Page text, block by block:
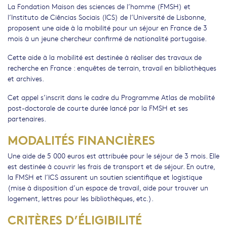
La Fondation Maison des sciences de l’homme (FMSH) et
l’Instituto de Ciências Sociais (ICS) de l’Université de Lisbonne,
proposent une aide à la mobilité pour un séjour en France de 3
mois à un jeune chercheur confirmé de nationalité portugaise.
Cette aide à la mobilité est destinée à réaliser des travaux de
recherche en France : enquêtes de terrain, travail en bibliothèques
et archives.
Cet appel s’inscrit dans le cadre du Programme Atlas de mobilité
post-doctorale de courte durée lancé par la FMSH et ses
partenaires.
MODALITÉS FINANCIÈRES
Une aide de 5 000 euros est attribuée pour le séjour de 3 mois. Elle
est destinée à couvrir les frais de transport et de séjour. En outre,
la FMSH et l’ICS assurent un soutien scientifique et logistique
(mise à disposition d’un espace de travail, aide pour trouver un
logement, lettres pour les bibliothèques, etc.).
CRITÈRES D’ÉLIGIBILITÉ